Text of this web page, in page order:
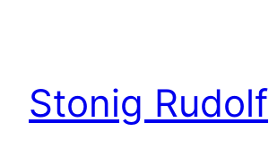
Stonig Rudolf